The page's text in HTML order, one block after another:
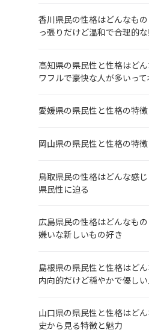
香川県民の性格はどんなも
っ張りだけど温和で合理的
高知県の県民性と性格はど
ワフルで豪快な人が多いって
愛媛県の県民性と性格の特徴
岡山県の県民性と性格の特徴
鳥取県民の性格はどんな感
県民性に迫る
広島県民の性格はどんなも
嫌いな新しいもの好き
島根県の県民性と性格はど
内向的だけど穏やかで優し
山口県の県民性と性格はど
史から見る特徴と魅力